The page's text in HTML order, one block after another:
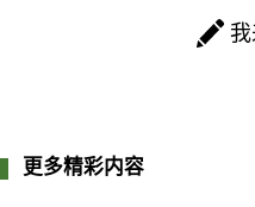
更多精彩内容